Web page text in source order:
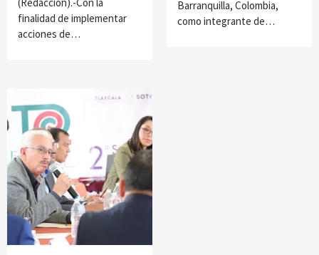
finalidad de implementar
acciones de…
Barranquilla, Colombia,
como integrante de…